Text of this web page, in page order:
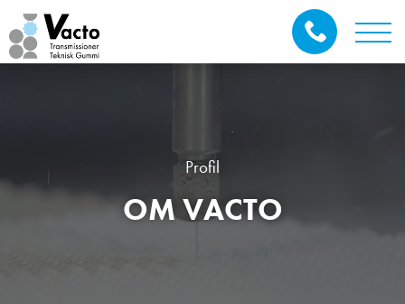
Profil
OM VACTO